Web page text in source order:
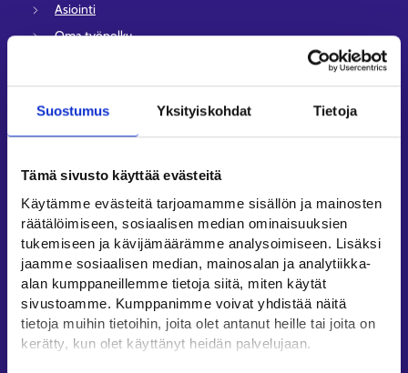
Suostumus Yksityiskohdat Tietoja
Tämä sivusto käyttää evästeitä
Käytämme evästeitä tarjoamamme sisällön ja mainosten
räätälöimiseen, sosiaalisen median ominaisuuksien
tukemiseen ja kävijämäärämme analysoimiseen. Lisäksi
jaamme sosiaalisen median, mainosalan ja analytiikka-
alan kumppaneillemme tietoja siitä, miten käytät
sivustoamme. Kumppanimme voivat yhdistää näitä
tietoja muihin tietoihin, joita olet antanut heille tai joita on
kerätty, kun olet käyttänyt heidän palvelujaan.
Asiointi
Oma työpolku
Avoimet työpaikat
Tietoa muilla kielillä
Työllisyysalueiden yhteystiedot
Sähköisen asioinnin tuki
Työttömyysturvaneuvonta
Yritys- ja työnantaja-asiakkaan neuvontapalvelut
Asiointi- ja Oma työpolku -osioiden ohjeet
Tuki ja palaute